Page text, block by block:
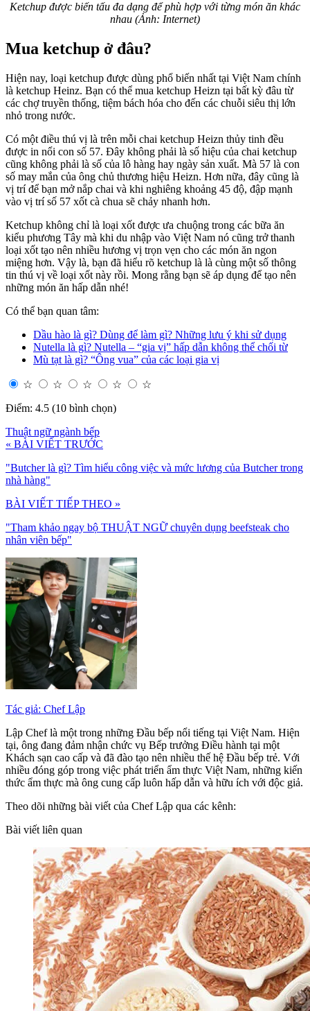
Ketchup được biến tấu đa dạng để phù hợp với từng món ăn khác
nhau (Ảnh: Internet)
Mua ketchup ở đâu?
Hiện nay, loại ketchup được dùng phổ biến nhất tại Việt Nam chính
là ketchup Heinz. Bạn có thể mua ketchup Heizn tại bất kỳ đâu từ
các chợ truyền thống, tiệm bách hóa cho đến các chuỗi siêu thị lớn
nhỏ trong nước.
Có một điều thú vị là trên mỗi chai ketchup Heizn thủy tinh đều
được in nổi con số 57. Đây không phải là số hiệu của chai ketchup
cũng không phải là số của lô hàng hay ngày sản xuất. Mà 57 là con
số may mắn của ông chủ thương hiệu Heizn. Hơn nữa, đây cũng là
vị trí để bạn mở nắp chai và khi nghiêng khoảng 45 độ, đập mạnh
vào vị trí số 57 xốt cà chua sẽ chảy nhanh hơn.
Ketchup không chỉ là loại xốt được ưa chuộng trong các bữa ăn
kiểu phương Tây mà khi du nhập vào Việt Nam nó cũng trở thanh
loại xốt tạo nên nhiều hương vị trọn vẹn cho các món ăn ngon
miệng hơn. Vậy là, bạn đã hiểu rõ ketchup là là cùng một số thông
tin thú vị về loại xốt này rồi. Mong rằng bạn sẽ áp dụng để tạo nên
những món ăn hấp dẫn nhé!
Có thể bạn quan tâm:
Dầu hào là gì? Dùng để làm gì? Những lưu ý khi sử dụng
Nutella là gì? Nutella – “gia vị” hấp dẫn không thể chối từ
Mù tạt là gì? “Ông vua” của các loại gia vị
☆ ☆ ☆ ☆
☆
Điểm: 4.5 (10 bình chọn)
Thuật ngữ ngành bếp
« BÀI VIẾT TRƯỚC
"Butcher là gì? Tìm hiểu công việc và mức lương của Butcher trong
nhà hàng"
BÀI VIẾT TIẾP THEO »
"Tham khảo ngay bộ THUẬT NGỮ chuyên dụng beefsteak cho
nhân viên bếp"
Tác giả: Chef Lập
Lập Chef là một trong những Đầu bếp nổi tiếng tại Việt Nam. Hiện
tại, ông đang đảm nhận chức vụ Bếp trưởng Điều hành tại một
Khách sạn cao cấp và đã đào tạo nên nhiều thế hệ Đầu bếp trẻ. Với
nhiều đóng góp trong việc phát triển ẩm thực Việt Nam, những kiến
thức ẩm thực mà ông cung cấp luôn hấp dẫn và hữu ích với độc giả.
Theo dõi những bài viết của Chef Lập qua các kênh:
Bài viết liên quan